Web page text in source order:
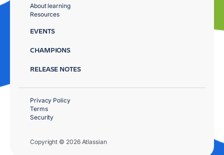
About learning
Resources
EVENTS
CHAMPIONS
RELEASE NOTES
Copyright © 2026 Atlassian
Privacy Policy
Terms
Security